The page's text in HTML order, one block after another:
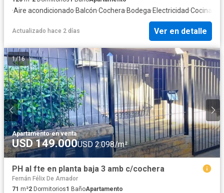
·Aire acondicionado·Balcón·Cochera·Bodega·Electricidad·Cocina
Actualizado hace 2 días Ver en detalle
1/16
Apartamento·en venta
USD 149.000USD 2.098/m²
PH al fte en planta baja 3 amb c/cochera
Fernán Félix De Amador
71 m²2 Dormitorios1 BañoApartamento